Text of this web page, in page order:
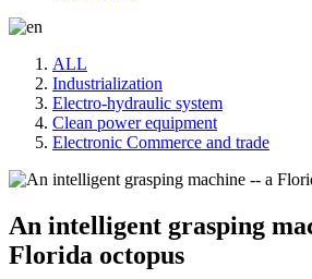
ALL
Industrialization
Electro-hydraulic system
Clean power equipment
Electronic Commerce and trade
An intelligent grasping
Florida octopus